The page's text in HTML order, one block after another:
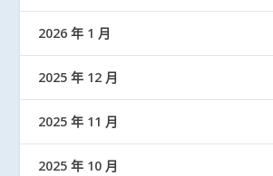
2026 年 1 月
2025 年 12 月
2025 年 11 月
2025 年 10 月